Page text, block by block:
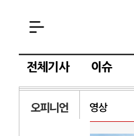
전체기사 이슈
오피니언 영상